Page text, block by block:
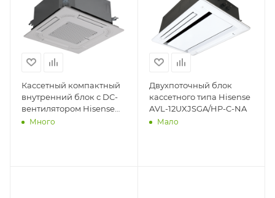
Кассетный компактный
внутренний блок с DC-
вентилятором Hisense
AVC-05HJFA
Много
Двухпоточный блок
кассетного типа Hisense
AVL-12UXJSGA/HP-C-NA
Мало